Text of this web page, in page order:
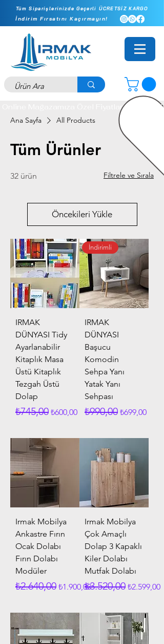
Tüm Siparişlerinizde Geçerli ÜCRETSİZ KARGO
İndirim Fırsatını Kaçırmayın!
Online Mağazamıza Özel Fiyatlar - İlk
Ana Sayfa All Products
Tüm Ürünler
32 ürün Filtrele ve Sırala
Öncekileri Yükle
IRMAK
DÜNYASI Tidy
Ayarlanabilir
Kitaplık Masa
Üstü Kitaplık
Tezgah Üstü
Dolap
Normal Fiyat
₺745,00 İndirimli Fiyat
₺600,00
İndirimli
IRMAK
DÜNYASI
Başucu
Komodin
Sehpa Yanı
Yatak Yanı
Sehpası
Normal Fiyat
₺990,00 İndirimli Fiyat
₺699,00
Irmak Mobilya
Ankastre Fırın
Ocak Dolabı
Fırın Dolabı
Modüler
Normal Fiyat
₺2.640,00 İndirimli Fiyat
₺1.900,00
Irmak Mobilya
Çok Amaçlı
Dolap 3 Kapaklı
Kiler Dolabı
Mutfak Dolabı
Normal Fiyat
₺3.520,00 İndirimli
₺2.599,00